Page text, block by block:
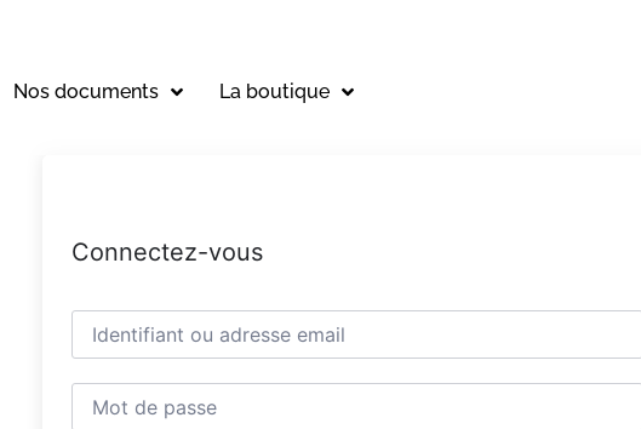
Nos documents
La boutique
Connectez-vous